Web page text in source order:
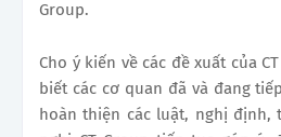
Group.
Cho ý kiến về các đề xuất của
biết các cơ quan đã và đang
hoàn thiện các luật, nghị định,